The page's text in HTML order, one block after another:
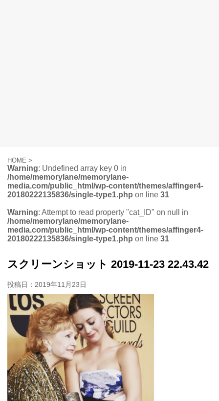
HOME >
Warning: Undefined array key 0 in
/home/memorylane/memorylane-
media.com/public_html/wp-content/themes/affinger4-
20180222135836/single-type1.php on line 31
Warning: Attempt to read property "cat_ID" on null in
/home/memorylane/memorylane-
media.com/public_html/wp-content/themes/affinger4-
20180222135836/single-type1.php on line 31
スクリーンショット 2019-11-23 22.43.42
投稿日： 2019年11月23日